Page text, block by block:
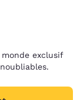
monde exclusif